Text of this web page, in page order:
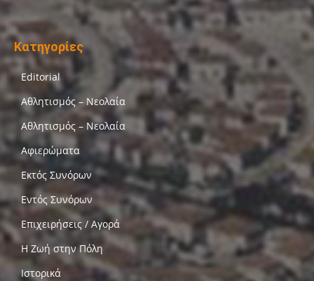
Κατηγορίες
Editorial
Αθλητισμός – Νεολαία
Αθλητισμός – Νεολαία
Αφιερώματα
Εκτός Συνόρων
Εντός Συνόρων
Επιχειρήσεις / Αγορά
Η Ζωή στην Πόλη
Ιστορικά